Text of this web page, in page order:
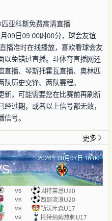
亚科斯免费高清直播
09日09 00时00分，球会友谊
播准时在线播放，喜欢看球会友
以免错过直播。斗体育直播网还
直播、琴斯托霍瓦直播、奥林匹
历史交锋、两队赛程。
新，可能需要您在比赛前再刷新
过期，或者以上信号都无效，
号。
更多
2026年08月07日 16:00
vs
因特莱恩U20
vs
西部流浪U20
vs
勒沃库森U17
vs
托特纳姆热刺U17